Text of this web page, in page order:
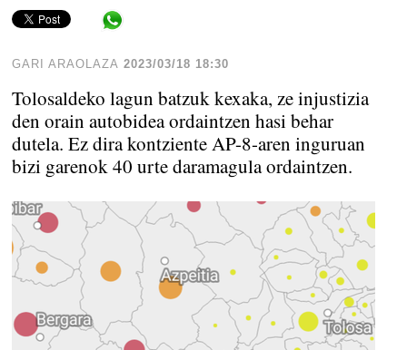
GARI ARAOLAZA 2023/03/18 18:30
Tolosaldeko lagun batzuk kexaka, ze injustizia
den orain autobidea ordaintzen hasi behar
dutela. Ez dira kontziente AP-8-aren inguruan
bizi garenok 40 urte daramagula ordaintzen.